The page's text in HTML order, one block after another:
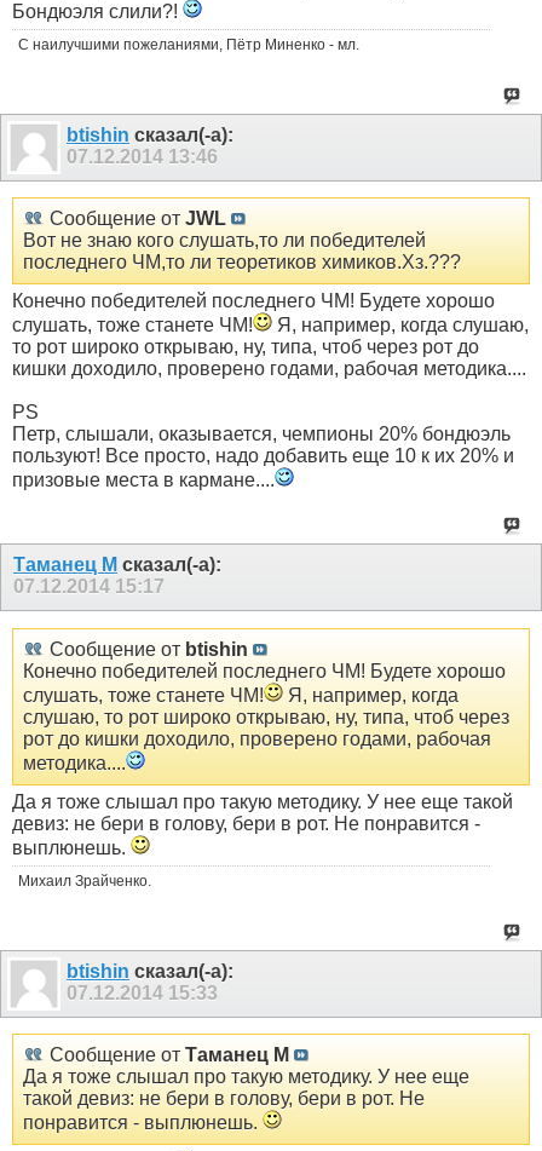
Бондюэля слили?!
С наилучшими пожеланиями, Пётр Миненко - мл.
btishin сказал(-а):
07.12.2014 13:46
Сообщение от JWL
Вот не знаю кого слушать,то ли победителей
последнего ЧМ,то ли теоретиков химиков.Хз.???
Конечно победителей последнего ЧМ! Будете хорошо
слушать, тоже станете ЧМ!
Я, например, когда слушаю,
то рот широко открываю, ну, типа, чтоб через рот до
кишки доходило, проверено годами, рабочая методика....
PS
Петр, слышали, оказывается, чемпионы 20% бондюэль
пользуют! Все просто, надо добавить еще 10 к их 20% и
призовые места в кармане....
Таманец М сказал(-а):
07.12.2014 15:17
Сообщение от btishin
Конечно победителей последнего ЧМ! Будете хорошо
слушать, тоже станете ЧМ!
Я, например, когда
слушаю, то рот широко открываю, ну, типа, чтоб через
рот до кишки доходило, проверено годами, рабочая
методика....
Да я тоже слышал про такую методику. У нее еще такой
девиз: не бери в голову, бери в рот. Не понравится -
выплюнешь.
Михаил Зрайченко.
btishin сказал(-а):
07.12.2014 15:33
Сообщение от Таманец М
Да я тоже слышал про такую методику. У нее еще
такой девиз: не бери в голову, бери в рот. Не
понравится - выплюнешь.